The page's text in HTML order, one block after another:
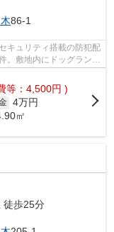
86-1
キュリティ搭載の防犯配
。敷地内にドッグランが
等：4,500円 )
4万円
㎡
徒歩25分